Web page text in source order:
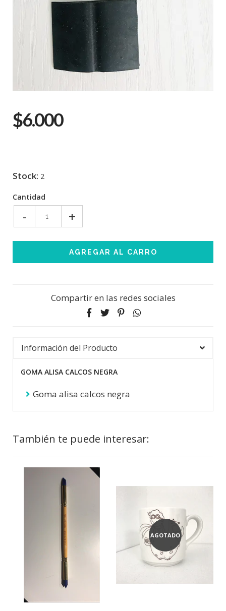
$6.000
Stock: 2
Cantidad
- +
Compartir en las redes sociales
Información del Producto
GOMA ALISA CALCOS NEGRA
Goma alisa calcos negra
También te puede interesar:
AGOTADO